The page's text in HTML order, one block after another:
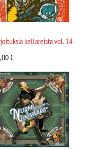
kellareista vol. 14
€